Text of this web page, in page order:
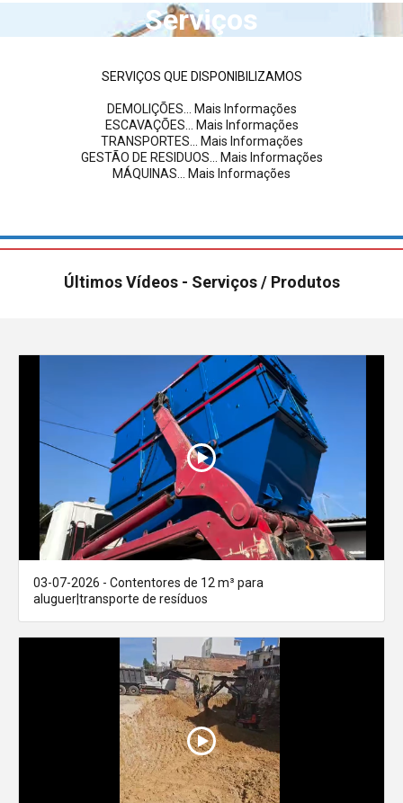
Serviços
SERVIÇOS QUE DISPONIBILIZAMOS
DEMOLIÇÕES... Mais Informações
ESCAVAÇÕES... Mais Informações
TRANSPORTES... Mais Informações
GESTÃO DE RESIDUOS... Mais Informações
MÁQUINAS... Mais Informações
Últimos Vídeos - Serviços / Produtos
03-07-2026 - Contentores de 12 m³ para
aluguer|transporte de resíduos